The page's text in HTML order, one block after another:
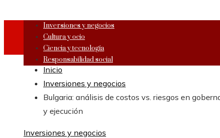
Inversiones y negocios
Cultura y ocio
Ciencia y tecnología
Responsabilidad social
Inicio
Inversiones y negocios
Bulgaria: análisis de costos vs. riesgos en
y ejecución
Inversiones y negocios